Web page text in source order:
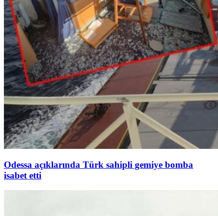
Odessa açıklarında Türk sahipli gemiye bomba
isabet etti